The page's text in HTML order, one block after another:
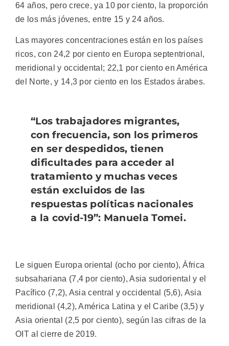
64 años, pero crece, ya 10 por ciento, la proporción
de los más jóvenes, entre 15 y 24 años.
Las mayores concentraciones están en los países
ricos, con 24,2 por ciento en Europa septentrional,
meridional y occidental; 22,1 por ciento en América
del Norte, y 14,3 por ciento en los Estados árabes.
“Los trabajadores migrantes,
con frecuencia, son los primeros
en ser despedidos, tienen
dificultades para acceder al
tratamiento y muchas veces
están excluidos de las
respuestas políticas nacionales
a la covid-19”: Manuela Tomei.
Le siguen Europa oriental (ocho por ciento), África
subsahariana (7,4 por ciento), Asia sudoriental y el
Pacífico (7,2), Asia central y occidental (5,6), Asia
meridional (4,2), América Latina y el Caribe (3,5) y
Asia oriental (2,5 por ciento), según las cifras de la
OIT al cierre de 2019.